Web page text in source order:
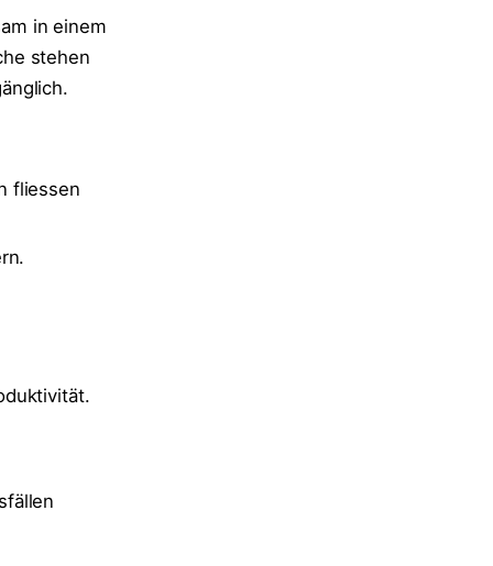
in einem
stehen
fliessen